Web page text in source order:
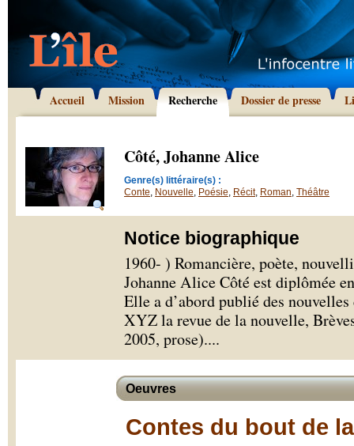
Accueil Mission Recherche Dossier de presse
Côté, Johanne Alice
Genre(s) littéraire(s) :
Conte, Nouvelle, Poésie, Récit, Roman, Théâtre
Notice biographique
1960- ) Romancière, poète,
Johanne Alice Côté est diplômée
Elle a d’abord publié des nouvelles
XYZ la revue de la nouvelle,
2005, prose)....
Oeuvres
Contes du bout de